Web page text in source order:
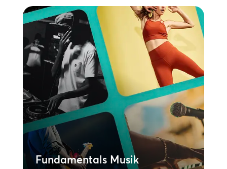
Fundamentals Musik
Fundamentals Musik
Erstellen Sie mit unseren vollständig
lizenzierten Musikbibliotheken
hochwertige Wiedergabelisten, die Sie für
Ihr gesamtes Portfolio verwenden oder
auf einen bestimmten Standort
zuschneiden können. Eine einfache
Möglichkeit, in Musik zu investieren, ohne
sich um die rechtlichen Aspekte der
Lizenzierung kümmern oder zusätzliche
Gebühren für die Sammlung und
Aufführung einplanen zu müssen.
Mehr erfahren